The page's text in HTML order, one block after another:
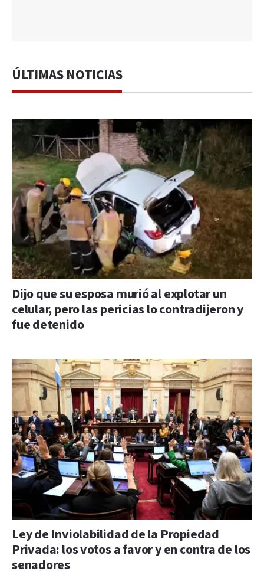
ÚLTIMAS NOTICIAS
Dijo que su esposa murió al explotar un
celular, pero las pericias lo contradijeron y
fue detenido
Ley de Inviolabilidad de la Propiedad
Privada: los votos a favor y en contra de los
senadores